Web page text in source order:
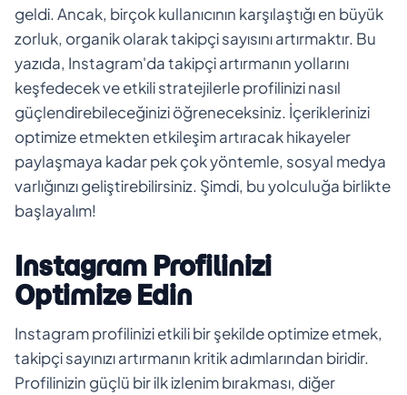
geldi. Ancak, birçok kullanıcının karşılaştığı en büyük
zorluk, organik olarak takipçi sayısını artırmaktır. Bu
yazıda, Instagram'da takipçi artırmanın yollarını
keşfedecek ve etkili stratejilerle profilinizi nasıl
güçlendirebileceğinizi öğreneceksiniz. İçeriklerinizi
optimize etmekten etkileşim artıracak hikayeler
paylaşmaya kadar pek çok yöntemle, sosyal medya
varlığınızı geliştirebilirsiniz. Şimdi, bu yolculuğa birlikte
başlayalım!
Instagram Profilinizi
Optimize Edin
Instagram profilinizi etkili bir şekilde optimize etmek,
takipçi sayınızı artırmanın kritik adımlarından biridir.
Profilinizin güçlü bir ilk izlenim bırakması, diğer